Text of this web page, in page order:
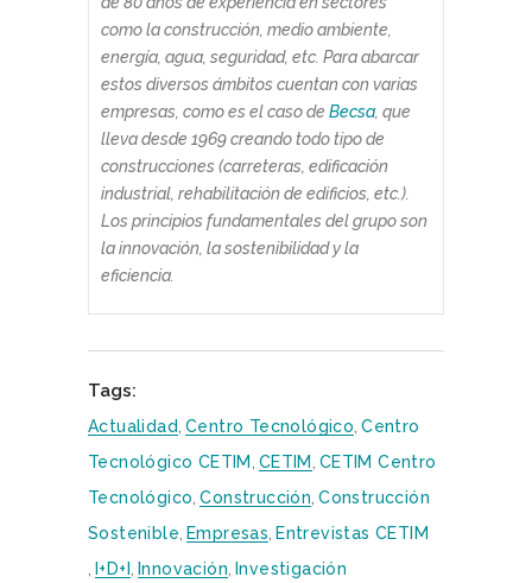
como la construcción, medio ambiente,
energía, agua, seguridad, etc. Para abarcar
estos diversos ámbitos cuentan con varias
empresas, como es el caso de Becsa , que
lleva desde 1969 creando todo tipo de
construcciones (carreteras, edificación
industrial, rehabilitación de edificios, etc.).
Los principios fundamentales del grupo son
la innovación, la sostenibilidad y la
eficiencia.
Tags:
Actualidad Centro Tecnológico Centro
Tecnológico CETIM CETIM CETIM Centro
Tecnológico Construcción Construcción
Sostenible Empresas Entrevistas CETIM
I+D+i Innovación
Investigación